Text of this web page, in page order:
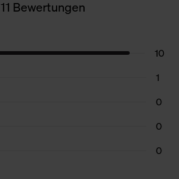
11 Bewertungen
10
1
0
0
0